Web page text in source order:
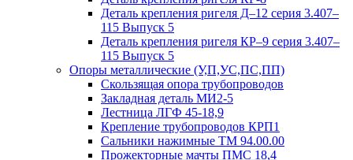
Деталь крепления ригеля Д–12 серия 3.407–
115 Выпуск 5
Деталь крепления ригеля КР–9 серия 3.407–
115 Выпуск 5
Опоры металлические (У,П,УС,ПС,ПП)
Скользящая опора трубопроводов
Закладная деталь МИ2-5
Лестница ЛГФ 45-18,9
Крепление трубопроводов КРП1
Сальники нажимные ТМ 94.00.00
Прожекторные мачты ПМС 18,4